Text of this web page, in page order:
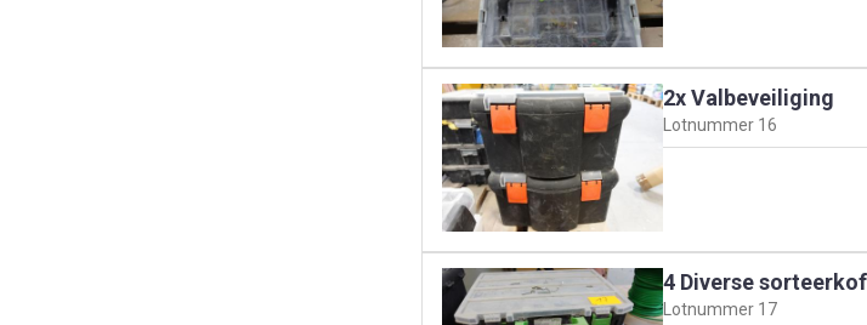
2x Valbeveiliging
Lotnummer 16
4 Diverse
Lotnummer 17